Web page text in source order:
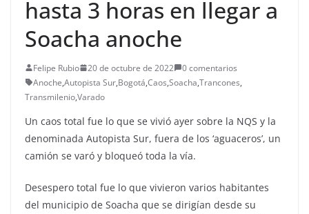
hasta 3 horas en llegar a
Soacha anoche
Felipe Rubio 20 de octubre de 2022
0 comentarios
Anoche,Autopista Sur,Bogotá,Caos,Soacha,Trancones,
Transmilenio,Varado
Un caos total fue lo que se vivió ayer sobre la NQS y la
denominada Autopista Sur, fuera de los ‘aguaceros’, un
camión se varó y bloqueó toda la vía.
Desespero total fue lo que vivieron varios habitantes
del municipio de Soacha que se dirigían desde su